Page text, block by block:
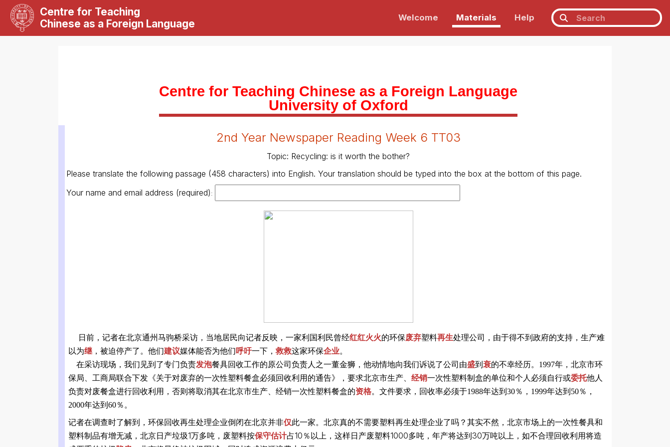
Centre for Teaching
Chinese as a Foreign Language
Welcome Materials Help
Centre for Teaching Chinese as a Foreign Language
University of Oxford
2nd Year Newspaper Reading Week 6 TT03
Topic: Recycling: is it worth the bother?
Please translate the following passage (458 characters) into English. Your translation should be typed into the box at the bottom of this page.
Your name and email address (required):
日前，记者在北京通州马驹桥采访，当地居民向记者反映，一家利国利民曾经红红火火的环保废弃塑料再生处理公司，由于得不到政府的支持，生产难
以为继，被迫停产了。他们建议媒体能否为他们呼吁一下，救救这家环保企业。
在采访现场，我们见到了专门负责发泡餐具回收工作的原公司负责人之一董金狮，他动情地向我们诉说了公司由盛到 衰的不幸经历。1997年，北京市环
保局、工商局联合下发《关于对废弃的一次性塑料餐盒必须回收利用的通告》，要求北京市生产、 经销一次性塑料制盒的单位和个人必须自行或委托他人
负责对废餐盒进行回收利用，否则将取消其在北京市生产、经销一次性塑料餐盒的资格。文件要求，回收率必须于1988年达到30％，1999年达到50％，
2000年达到60％。
记者在调查时了解到，环保回收再生处理企业倒闭在北京并非仅此一家。北京真的不需要塑料再生处理企业了吗？其实不然，北京市场上的一次性餐具和
塑料制品有增无减，北京日产垃圾1万多吨，废塑料按保守估计占10％以上，这样日产废塑料1000多吨，年产将达到30万吨以上，如不合理回收利用将造